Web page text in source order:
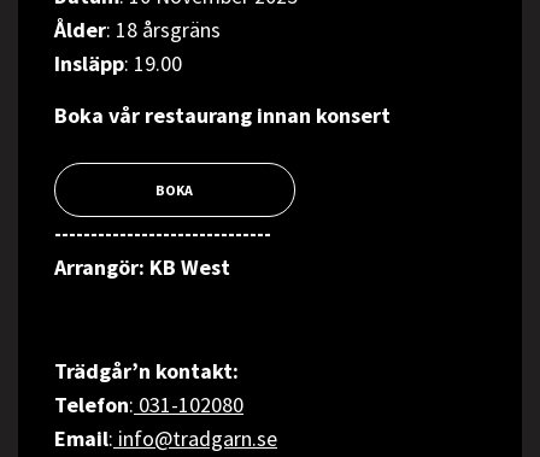
Ålder: 18 årsgräns
Insläpp: 19.00
Boka vår restaurang innan konsert
BOKA
------------------------------
Arrangör: KB West
Trädgår’n kontakt:
Telefon: 031-102080
Email: info@tradgarn.se